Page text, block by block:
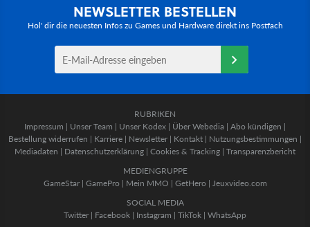
NEWSLETTER BESTELLEN
Hol' dir die neuesten Infos zu Games und Hardware direkt ins Postfach
RUBRIKEN
Impressum | Unser Team | Unser Kodex | Über Webedia | Abo kündigen |
Bestellung widerrufen | Karriere | Newsletter | Kontakt | Nutzungsbestimmungen |
Mediadaten | Datenschutzerklärung | Cookies & Tracking | Transparenzbericht
MEDIENGRUPPE
GameStar| GamePro | Mein MMO | GetHero | Jeuxvideo.com
SOCIAL MEDIA
Twitter | Facebook | Instagram | TikTok | WhatsApp